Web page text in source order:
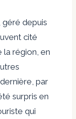
depuis
cité
région, en
par
surpris en
qui